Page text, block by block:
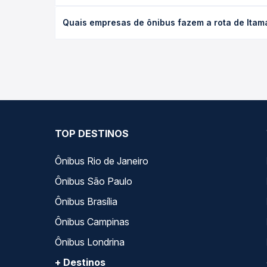
poltrona e a antecedência da compra. Na Quero
Quais empresas de ônibus fazem a rota de
TOP DESTINOS
Ônibus Rio de Janeiro
Ônibus São Paulo
Ônibus Brasília
Ônibus Campinas
Ônibus Londrina
+ Destinos